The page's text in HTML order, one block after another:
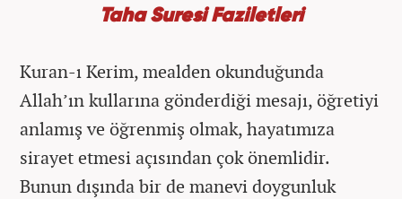
Taha Suresi Faziletleri
Kuran-ı Kerim, mealden okunduğunda
Allah’ın kullarına gönderdiği mesajı, öğretiyi
anlamış ve öğrenmiş olmak, hayatımıza
sirayet etmesi açısından çok önemlidir.
Bunun dışında bir de manevi doygunluk